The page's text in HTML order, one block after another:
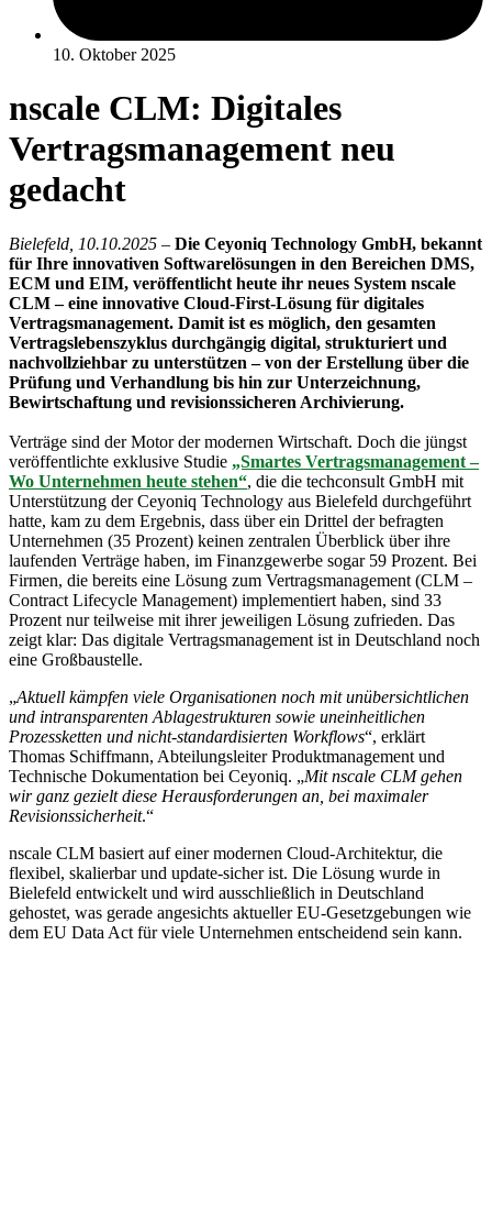
10. Oktober 2025
nscale CLM: Digitales
Vertragsmanagement neu
gedacht
Bielefeld, 10.10.2025 – Die Ceyoniq Technology GmbH, bekannt
für Ihre innovativen Softwarelösungen in den Bereichen DMS,
ECM und EIM, veröffentlicht heute ihr neues System nscale
CLM – eine innovative Cloud-First-Lösung für digitales
Vertragsmanagement. Damit ist es möglich, den gesamten
Vertragslebenszyklus durchgängig digital, strukturiert und
nachvollziehbar zu unterstützen – von der Erstellung über die
Prüfung und Verhandlung bis hin zur Unterzeichnung,
Bewirtschaftung und revisionssicheren Archivierung.
Verträge sind der Motor der modernen Wirtschaft. Doch die jüngst
veröffentlichte exklusive Studie „Smartes Vertragsmanagement –
Wo Unternehmen heute stehen“, die die techconsult GmbH mit
Unterstützung der Ceyoniq Technology aus Bielefeld durchgeführt
hatte, kam zu dem Ergebnis, dass über ein Drittel der befragten
Unternehmen (35 Prozent) keinen zentralen Überblick über ihre
laufenden Verträge haben, im Finanzgewerbe sogar 59 Prozent. Bei
Firmen, die bereits eine Lösung zum Vertragsmanagement (CLM –
Contract Lifecycle Management) implementiert haben, sind 33
Prozent nur teilweise mit ihrer jeweiligen Lösung zufrieden. Das
zeigt klar: Das digitale Vertragsmanagement ist in Deutschland noch
eine Großbaustelle.
„Aktuell kämpfen viele Organisationen noch mit unübersichtlichen
und intransparenten Ablagestrukturen sowie uneinheitlichen
Prozessketten und nicht-standardisierten Workflows“, erklärt
Thomas Schiffmann, Abteilungsleiter Produktmanagement und
Technische Dokumentation bei Ceyoniq. „Mit nscale CLM gehen
wir ganz gezielt diese Herausforderungen an, bei maximaler
Revisionssicherheit.“
nscale CLM basiert auf einer modernen Cloud-Architektur, die
flexibel, skalierbar und update-sicher ist. Die Lösung wurde in
Bielefeld entwickelt und wird ausschließlich in Deutschland
gehostet, was gerade angesichts aktueller EU-Gesetzgebungen wie
dem EU Data Act für viele Unternehmen entscheidend sein kann.